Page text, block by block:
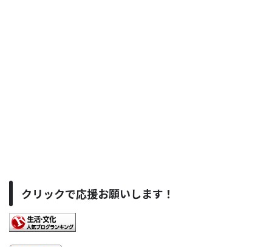
クリックで応援お願いします！